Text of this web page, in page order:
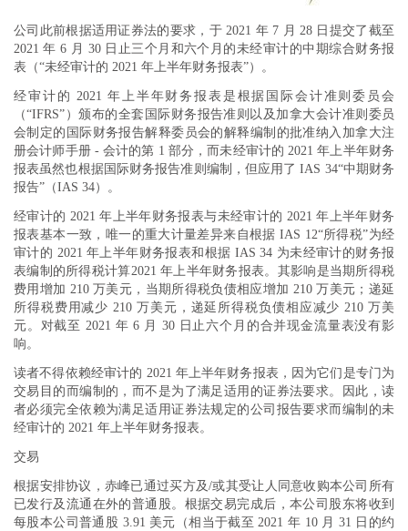
公司此前根据适用证券法的要求，于 2021 年 7 月 28 日提交了截至
2021 年 6 月 30 日止三个月和六个月的未经审计的中期综合财务报
表（“未经审计的 2021 年上半年财务报表”）。
经审计的 2021 年上半年财务报表是根据国际会计准则委员会
（“IFRS”）颁布的全套国际财务报告准则以及加拿大会计准则委员
会制定的国际财务报告解释委员会的解释编制的批准纳入加拿大注
册会计师手册 - 会计的第 1 部分，而未经审计的 2021 年上半年财务
报表虽然也根据国际财务报告准则编制，但应用了 IAS 34“中期财务
报告”（IAS 34）。
经审计的 2021 年上半年财务报表与未经审计的 2021 年上半年财务
报表基本一致，唯一的重大计量差异来自根据 IAS 12“所得税”为经
审计的 2021 年上半年财务报表和根据 IAS 34 为未经审计的财务报
表编制的所得税计算2021 年上半年财务报表。其影响是当期所得税
费用增加 210 万美元，当期所得税负债相应增加 210 万美元；递延
所得税费用减少 210 万美元，递延所得税负债相应减少 210 万美
元。对截至 2021 年 6 月 30 日止六个月的合并现金流量表没有影
响。
读者不得依赖经审计的 2021 年上半年财务报表，因为它们是专门为
交易目的而编制的，而不是为了满足适用的证券法要求。因此，读
者必须完全依赖为满足适用证券法规定的公司报告要求而编制的未
经审计的 2021 年上半年财务报表。
交易
根据安排协议，赤峰已通过买方及/或其受让人同意收购本公司所有
已发行及流通在外的普通股。根据交易完成后，本公司股东将收到
每股本公司普通股 3.91 美元（相当于截至 2021 年 10 月 31 日的约